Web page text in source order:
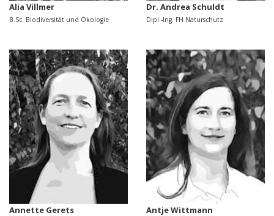
Alia Villmer
B.Sc. Biodiversität und Ökologie
Dr. Andrea Schuldt
Dipl.-Ing. FH Naturschutz
Annette Gerets Antje Wittmann